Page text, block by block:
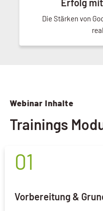
Erfolg
Die Stärken von
Webinar Inhalte
Trainings
01
Vorbereitung &